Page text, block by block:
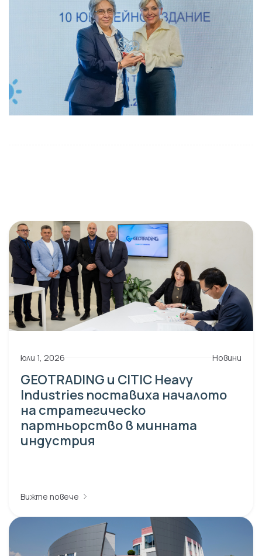
юли 1, 2026 Новини
GEOTRADING и CITIC Heavy
Industries поставиха началото
на стратегическо
партньорство в минната
индустрия
Вижте повече